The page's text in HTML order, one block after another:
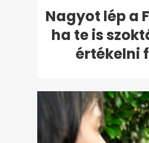
Nagyot lép a
ha te is
értékelni